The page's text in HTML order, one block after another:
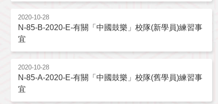
2020-10-28
N-85-B-2020-E-有關「中國鼓樂」校隊(新學員)練習事
宜
2020-10-28
N-85-A-2020-E-有關「中國鼓樂」校隊(舊學員)練習事
宜